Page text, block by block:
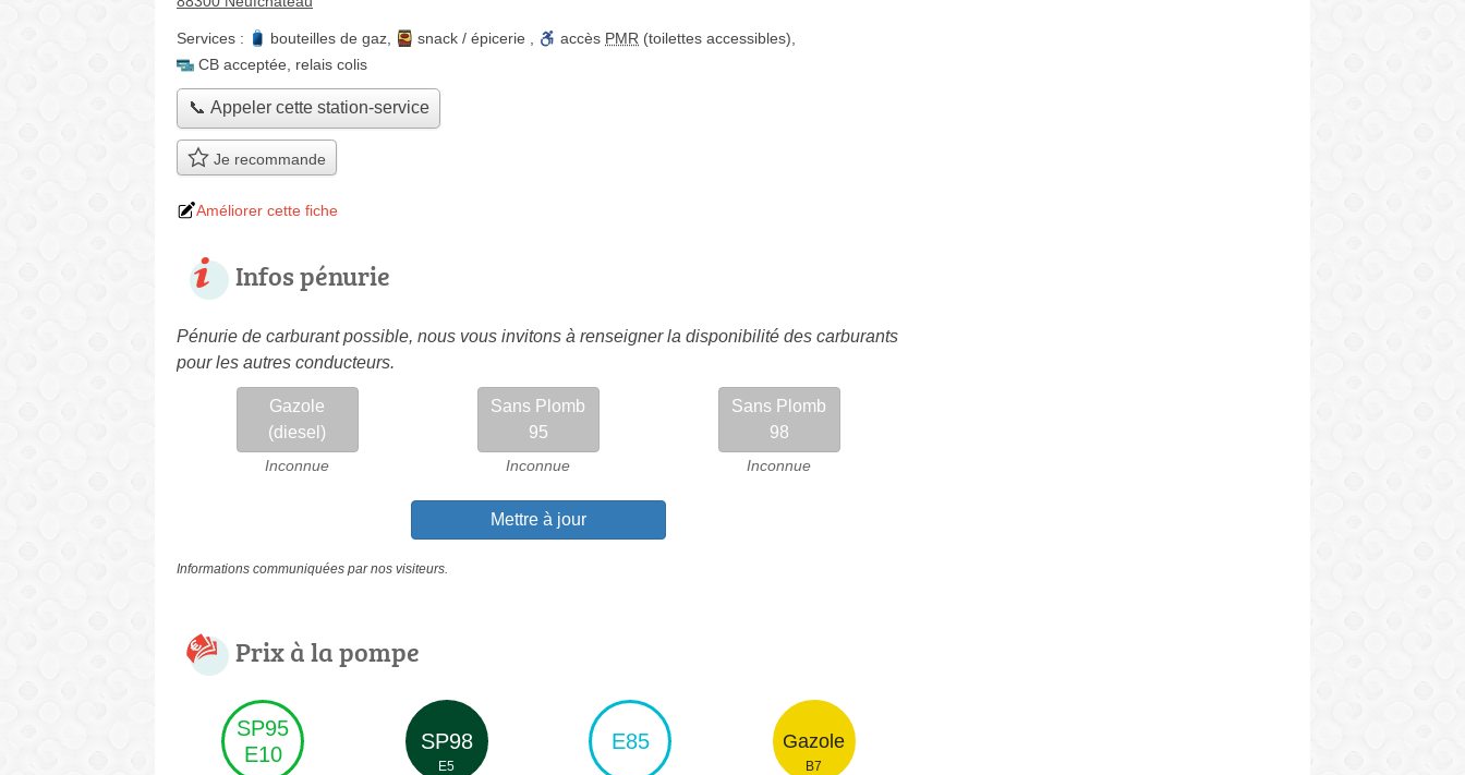
Services : bouteilles de gaz snack / épicerie accès PMR (toilettes accessibles)
CB acceptée
relais colis
📞 Appeler cette station-service
Je recommande
Améliorer cette fiche
Infos pénurie
Pénurie de carburant possible, nous vous invitons à renseigner la disponibilité des carburants
pour les autres conducteurs.
Gazole
(diesel)
Inconnue
Sans Plomb
95
Inconnue
Sans Plomb
98
Inconnue
Mettre à jour
Informations communiquées par nos visiteurs.
Prix à la pompe
SP95
E10
SP98
E5
E85 Gazole
B7